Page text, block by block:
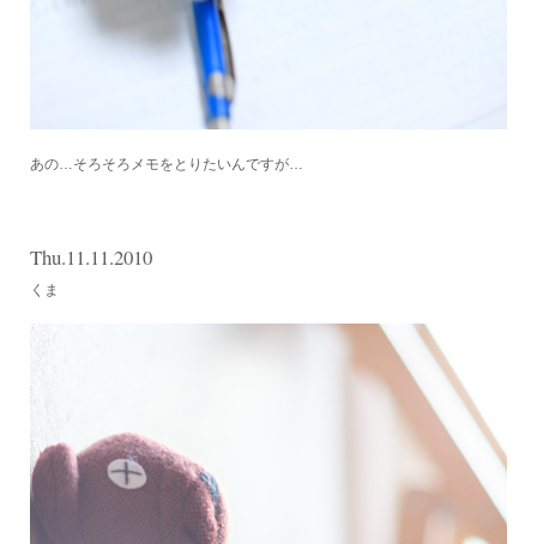
あの…そろそろメモをとりたいんですが…
Thu.11.11.2010
くま